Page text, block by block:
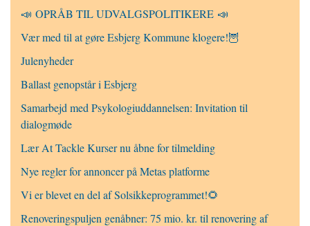
📣 OPRÅB TIL UDVALGSPOLITIKERE 📣
Vær med til at gøre Esbjerg Kommune klogere!🦉
Julenyheder
Ballast genopstår i Esbjerg
Samarbejd med Psykologiuddannelsen: Invitation til
dialogmøde
Lær At Tackle Kurser nu åbne for tilmelding
Nye regler for annoncer på Metas platforme
Vi er blevet en del af Solsikkeprogrammet!🌻
Renoveringspuljen genåbner: 75 mio. kr. til renovering af